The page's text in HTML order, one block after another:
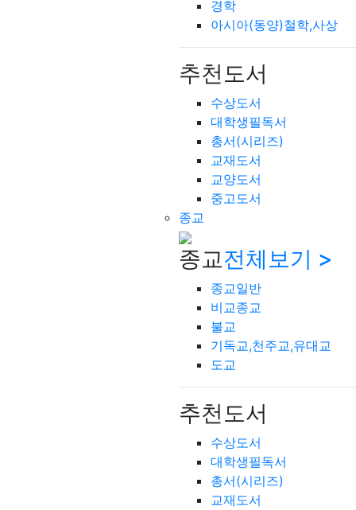
경학
아시아(동양)철학,사상
추천도서
수상도서
대학생필독서
총서(시리즈)
교재도서
교양도서
중고도서
종교
종교전체보기 >
종교일반
비교종교
불교
기독교,천주교,유대교
도교
추천도서
수상도서
대학생필독서
총서(시리즈)
교재도서